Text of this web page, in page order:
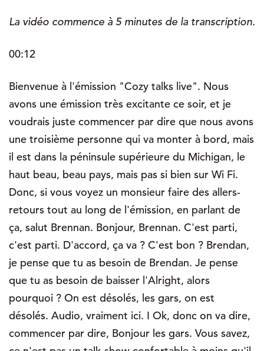
La vidéo commence à 5 minutes de la transcription.
00:12
Bienvenue à l'émission "Cozy talks live". Nous
avons une émission très excitante ce soir, et je
voudrais juste commencer par dire que nous avons
une troisième personne qui va monter à bord, mais
il est dans la péninsule supérieure du Michigan, le
haut beau, beau pays, mais pas si bien sur Wi Fi.
Donc, si vous voyez un monsieur faire des allers-
retours tout au long de l'émission, en parlant de
ça, salut Brennan. Bonjour, Brennan. C'est parti,
c'est parti. D'accord, ça va ? C'est bon ? Brendan,
je pense que tu as besoin de Brendan. Je pense
que tu as besoin de baisser l'Alright, alors
pourquoi ? On est désolés, les gars, on est
désolés. Audio, vraiment ici. I Ok, donc on va dire,
commencer par dire, Bonjour les gars. Vous savez,